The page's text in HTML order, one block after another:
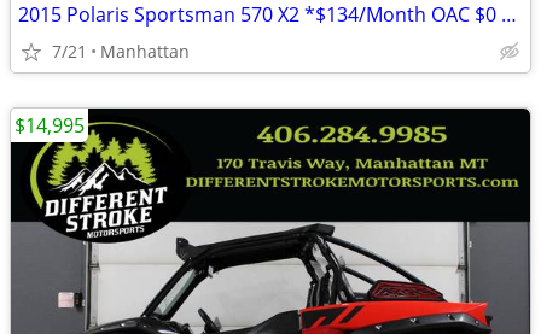
2015 Polaris Sportsman 570 X2 *$134/Month OAC $0 Down* *Dump Box*
7/21 Manhattan
$14,995